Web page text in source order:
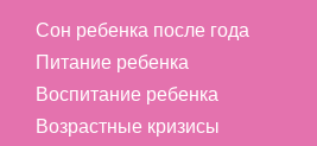
Сон ребенка после года
Питание ребенка
Воспитание ребенка
Возрастные кризисы